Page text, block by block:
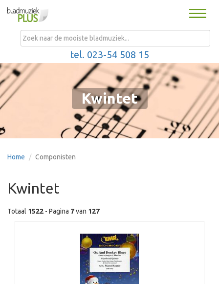
Toggle
tel. 023-54 508 15
MENU
Kwintet
Home Componisten
Kwintet
Totaal 1522 - Pagina 7van 127